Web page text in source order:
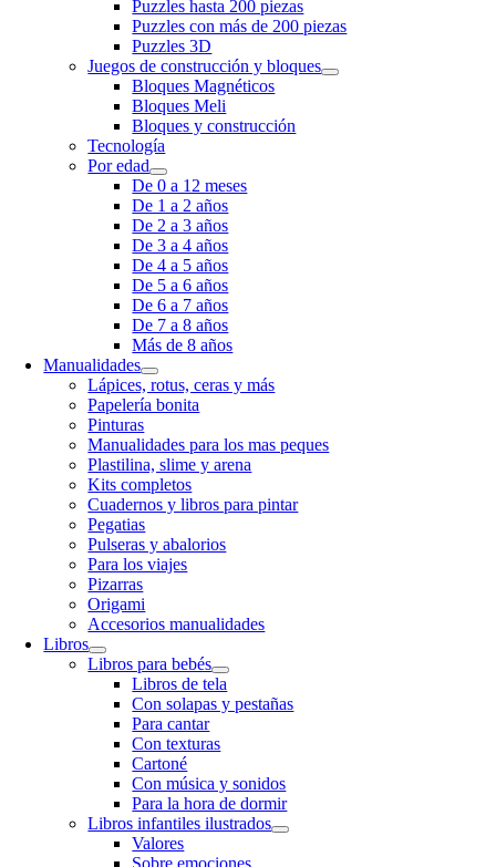
Puzzles hasta 200 piezas
Puzzles con más de 200 piezas
Puzzles 3D
Juegos de construcción y bloques
Bloques Magnéticos
Bloques Meli
Bloques y construcción
Tecnología
Por edad
De 0 a 12 meses
De 1 a 2 años
De 2 a 3 años
De 3 a 4 años
De 4 a 5 años
De 5 a 6 años
De 6 a 7 años
De 7 a 8 años
Más de 8 años
Manualidades
Lápices, rotus, ceras y más
Papelería bonita
Pinturas
Manualidades para los mas peques
Plastilina, slime y arena
Kits completos
Cuadernos y libros para pintar
Pegatias
Pulseras y abalorios
Para los viajes
Pizarras
Origami
Accesorios manualidades
Libros
Libros para bebés
Libros de tela
Con solapas y pestañas
Para cantar
Con texturas
Cartoné
Con música y sonidos
Para la hora de dormir
Libros infantiles ilustrados
Valores
Sobre emociones